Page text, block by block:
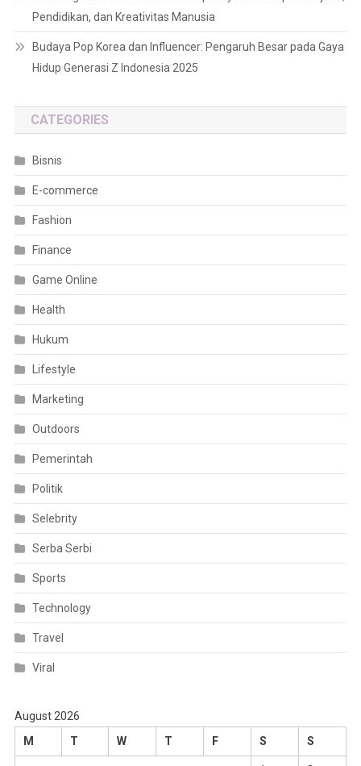
Pendidikan, dan Kreativitas Manusia
Budaya Pop Korea dan Influencer: Pengaruh Besar pada Gaya
Hidup Generasi Z Indonesia 2025
CATEGORIES
Bisnis
E-commerce
Fashion
Finance
Game Online
Health
Hukum
Lifestyle
Marketing
Outdoors
Pemerintah
Politik
Selebrity
Serba Serbi
Sports
Technology
Travel
Viral
August 2026
M
T W T F S S